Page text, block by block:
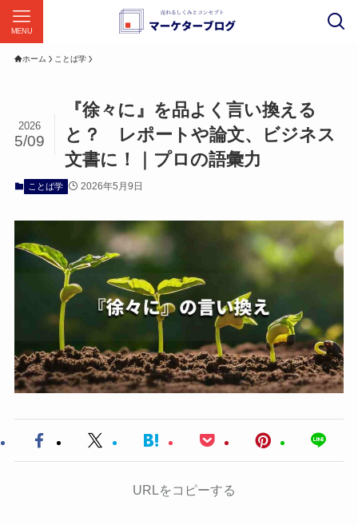
MENU
ホーム ことば学
『徐々に』を品よく言い換える
と？ レポートや論文、ビジネス
文書に！｜プロの語彙力
2026
5/09
ことば学 2026年5月9日
URLをコピーする